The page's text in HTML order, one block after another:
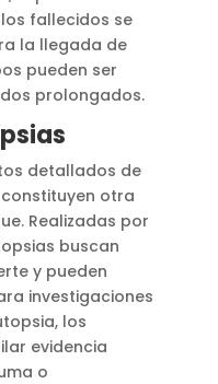
fallecidos se
la llegada de
pueden ser
prolongados​​.
detallados de
otra
Realizadas por
buscan
y pueden
investigaciones
los
evidencia
o